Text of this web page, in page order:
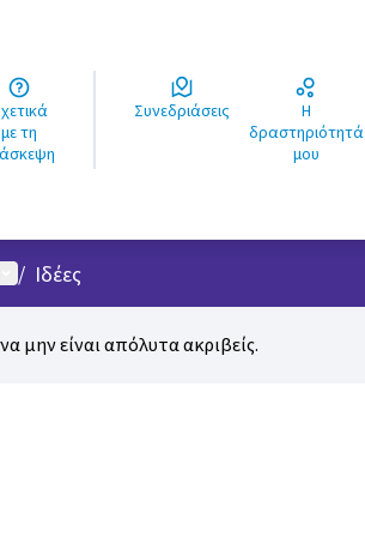
με τη
Συνεδριάσεις
Η
δραστηριότητά
μου
χρήστη
/ Ιδέες
μην είναι απόλυτα ακριβείς.